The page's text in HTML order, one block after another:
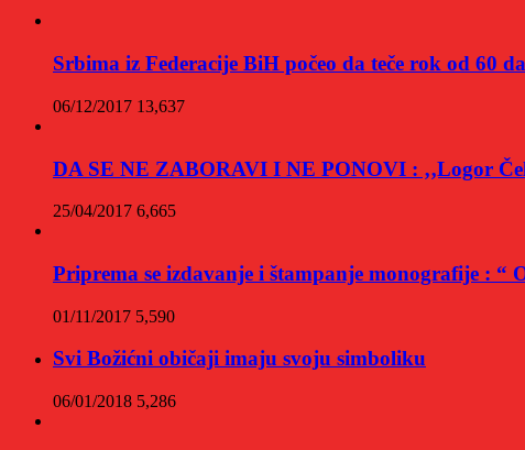
Srbima iz Federacije BiH počeo da teče rok od
06/12/2017 13,637
DA SE NE ZABORAVI I NE PONOVI : ‚‚Logor
25/04/2017 6,665
Priprema se izdavanje i štampanje monografije :
01/11/2017 5,590
Svi Božićni običaji imaju svoju simboliku
06/01/2018 5,286